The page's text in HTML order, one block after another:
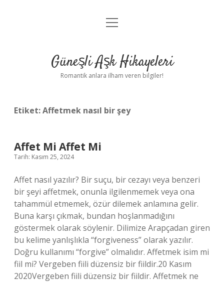
Anasayfa
Yasal Uyarı
menüyü
Güneşli Aşk Hikayeleri
Romantik anlara ilham veren bilgiler!
Etiket:Affetmek nasıl bir şey
Affet Mi Affet Mi
Tarih: Kasım 25, 2024
Affet nasıl yazılır? Bir suçu, bir cezayı veya benzeri
bir şeyi affetmek, onunla ilgilenmemek veya ona
tahammül etmemek, özür dilemek anlamına gelir.
Buna karşı çıkmak, bundan hoşlanmadığını
göstermek olarak söylenir. Dilimize Arapçadan giren
bu kelime yanlışlıkla “forgiveness” olarak yazılır.
Doğru kullanımı “forgive” olmalıdır. Affetmek isim mi
fiil mi? Vergeben fiili düzensiz bir fiildir.20 Kasım
2020Vergeben fiili düzensiz bir fiildir. Affetmek ne